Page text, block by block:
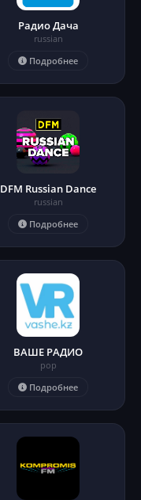
Радио Дача
russian
Подробнее
DFM Russian Dance
russian
Подробнее
ВАШЕ РАДИО
pop
Подробнее